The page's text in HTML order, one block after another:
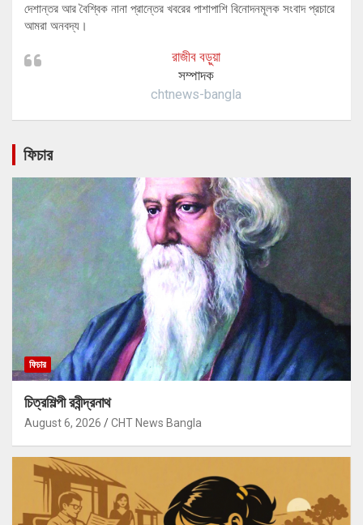
দেশান্তর আর বৈশ্বিক নানা প্রান্তের খবরের পাশাপাশি বিনোদনমূলক সংবাদ প্রচারে
আমরা অনবদ্য।
রাজীব বড়ুয়া
সম্পাদক
chtnews-bangla
ফিচার
ফিচার
চিত্রশিল্পী রবীন্দ্রনাথ
August 6, 2026 CHT News Bangla